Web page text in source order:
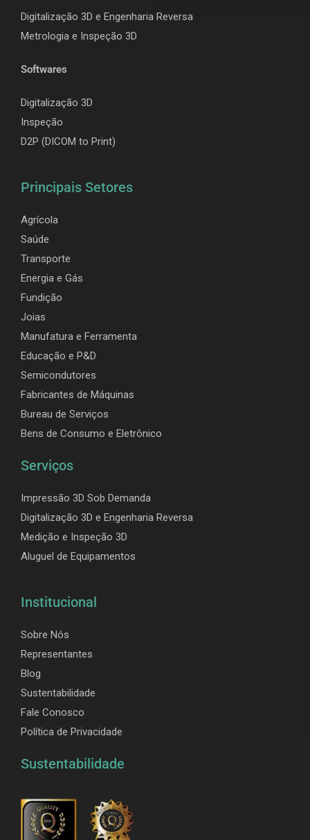
Digitalização 3D e Engenharia Reversa
Metrologia e Inspeção 3D
Softwares
Digitalização 3D
Inspeção
D2P (DICOM to Print)
Principais Setores
Agrícola
Saúde
Transporte
Energia e Gás
Fundição
Joias
Manufatura e Ferramenta
Educação e P&D
Semicondutores
Fabricantes de Máquinas
Bureau de Serviços
Bens de Consumo e Eletrônico
Serviços
Impressão 3D Sob Demanda
Digitalização 3D e Engenharia Reversa
Medição e Inspeção 3D
Aluguel de Equipamentos
Institucional
Sobre Nós
Representantes
Blog
Sustentabilidade
Fale Conosco
Política de Privacidade
Sustentabilidade